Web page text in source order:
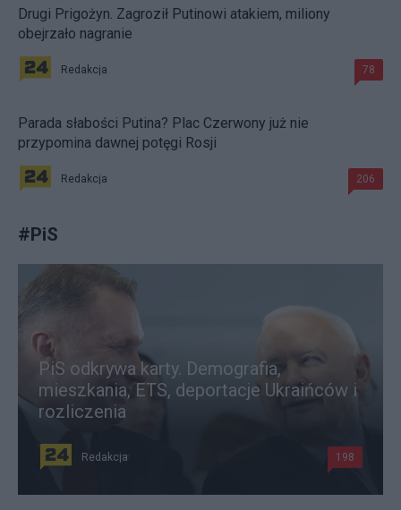
Drugi Prigożyn. Zagroził Putinowi atakiem, miliony
obejrzało nagranie
Redakcja 78
Parada słabości Putina? Plac Czerwony już nie
przypomina dawnej potęgi Rosji
Redakcja 206
#PiS
PiS odkrywa karty. Demografia,
mieszkania, ETS, deportacje Ukraińców i
rozliczenia
Redakcja 198